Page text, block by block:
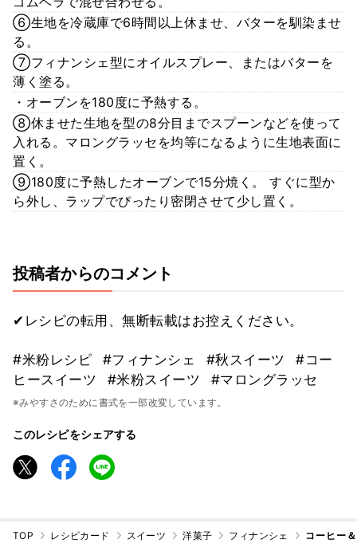
⑥生地を冷蔵庫で6時間以上休ませ、バターを馴染ませ
る。
⑦フィナンシェ型にオイルスプレー、またはバターを
薄く塗る。
・オーブンを180度に予熱する。
⑧休ませた生地を型の8分目までスプーンなどを使って
入れる。マロングラッセを均等になるように生地表面に
置く。
⑨180度に予熱したオーブンで15分焼く。 すぐに型か
ら外し、ラップでぴったり密閉させて少し置く。
投稿者からのコメント
✔レシピの転用、無断転載はお控えください。
#米粉レシピ #フィナンシェ #秋スイーツ
#コー
ヒースイーツ
#米粉スイーツ #マロングラッセ
※みやすさのために書式を一部改変しています。
このレシピをシェアする
TOP レシピカード スイーツ 洋菓子 フィナンシェ コーヒー